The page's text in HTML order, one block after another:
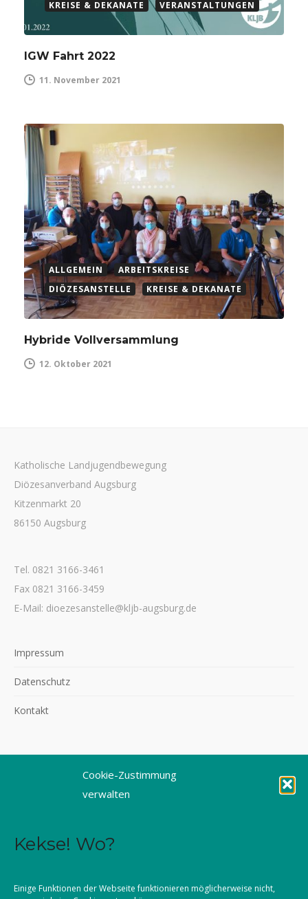
Cookie-Zustimmung
verwalten
Kekse! Wo?
Einige Funktionen der Webseite funktionieren möglicherweise nicht,
KREISE & DEKANATE
VERANSTALTUNGEN
IGW Fahrt 2022
11. November 2021
ALLGEMEIN
ARBEITSKREISE
DIÖZESANSTELLE
KREISE & DEKANATE
Hybride Vollversammlung
12. Oktober 2021
Katholische Landjugendbewegung
Diözesanverband Augsburg
Kitzenmarkt 20
86150 Augsburg
Tel. 0821 3166-3461
Fax 0821 3166-3459
E-Mail: dioezesanstelle@kljb-augsburg.de
Impressum
Datenschutz
Kontakt
©2026 KLJB Augsburg